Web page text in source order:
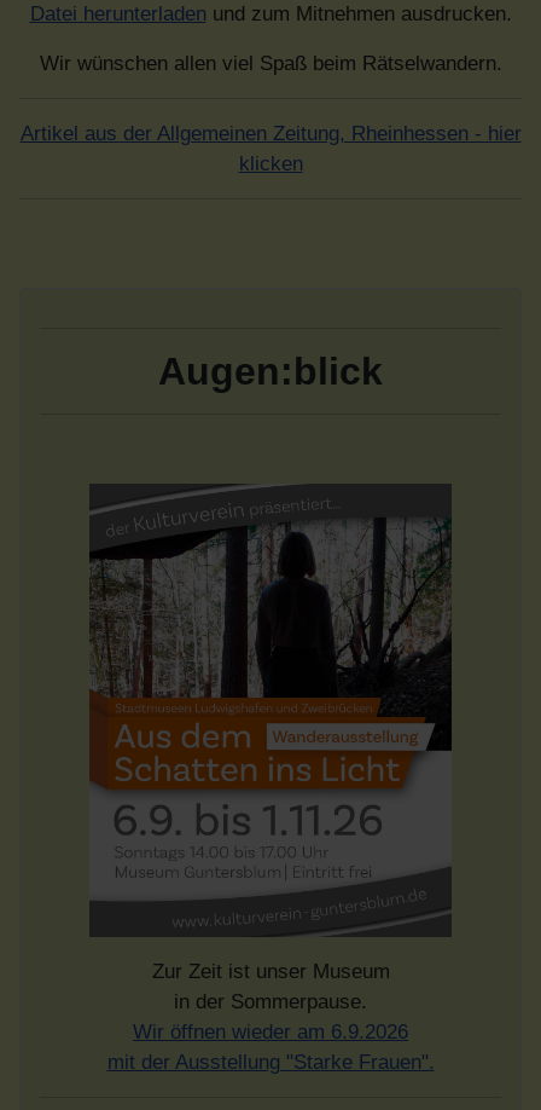
Datei herunterladen und zum Mitnehmen ausdrucken.
Wir wünschen allen viel Spaß beim Rätselwandern.
Artikel aus der Allgemeinen Zeitung, Rheinhessen - hier
klicken
Augen:blick
Zur Zeit ist unser Museum
in der Sommerpause.
Wir öffnen wieder am 6.9.2026
mit der Ausstellung "Starke Frauen".